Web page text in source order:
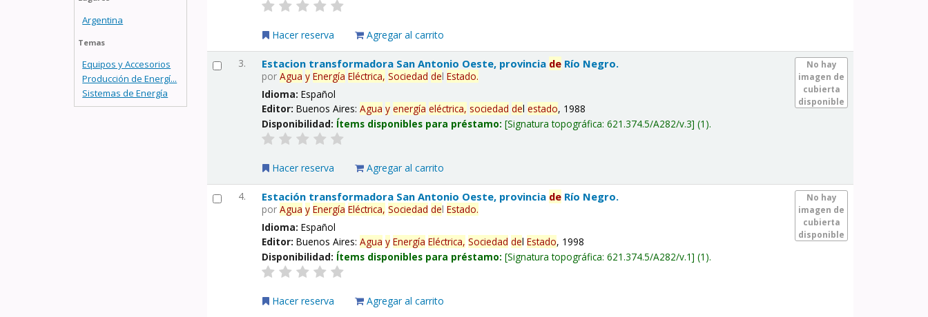
Argentina
Temas
Equipos y Accesorios
Producción de Energí...
Sistemas de Energía
Hacer reserva Agregar al carrito
3.
No hay
imagen de
cubierta
disponible
Estacion transformadora San Antonio Oeste, provincia de Río Negro.
porAgua y Energía Eléctrica, Sociedad delEstado.
Idioma:Español
Editor:Buenos Aires:Agua y energía eléctrica, sociedad delestado, 1988
Disponibilidad: Ítems disponibles para préstamo: Signatura topográfica:621.374.5/A282/v.3 (1).
Hacer reserva Agregar al carrito
4.
No hay
imagen de
cubierta
disponible
Estación transformadora San Antonio Oeste, provincia de Río Negro.
porAgua y Energía Eléctrica, Sociedad delEstado.
Idioma:Español
Editor:Buenos Aires:Agua y Energía Eléctrica, Sociedad delEstado, 1998
Disponibilidad: Ítems disponibles para préstamo: Signatura topográfica:621.374.5/A282/v.1 (1).
Hacer reserva Agregar al carrito